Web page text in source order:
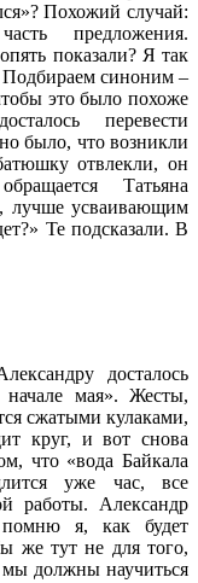
Похожий случай:
предложения.
показали? Я так
Подбираем синоним –
это было похоже
перевести
было, что возникли
отвлекли, он
Татьяна
лучше усваивающим
Те подсказали. В
досталось
начале мая». Жесты,
сжатыми кулаками,
круг, и вот снова
что «вода Байкала
уже час, все
работы. Александр
я, как будет
же тут не для того,
мы должны научиться